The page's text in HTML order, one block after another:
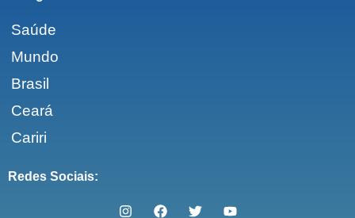
Saúde
Mundo
Brasil
Ceará
Cariri
Redes Sociais: